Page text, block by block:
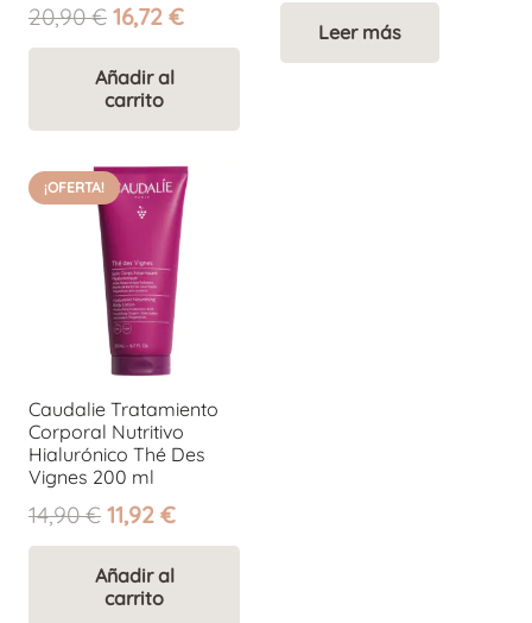
20,90€ El
precio
original
era:
20,90 €.
16,72 €El
precio
16,72 €.
Añadir al
carrito
Leer más
¡OFERTA!
Caudalie Tratamiento
Corporal Nutritivo
Hialurónico Thé Des
Vignes 200 ml
14,90€ El
precio
original
era:
11,92 €El
precio
Añadir al
carrito